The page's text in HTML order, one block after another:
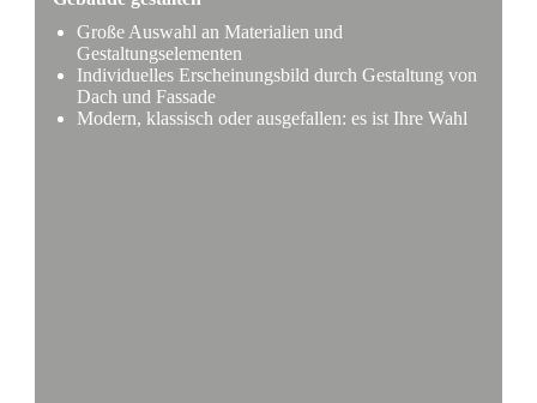
Große Auswahl an Materialien und
Gestaltungselementen
Individuelles Erscheinungsbild durch Gestaltung von
Dach und Fassade
Modern, klassisch oder ausgefallen: es ist Ihre Wahl